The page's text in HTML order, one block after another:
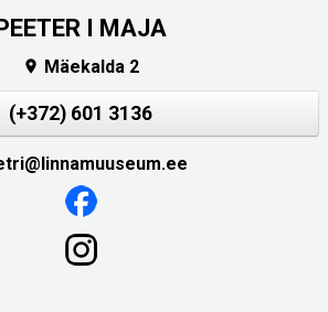
I MAJA
 Mäekalda 2
(+372) 601 3136